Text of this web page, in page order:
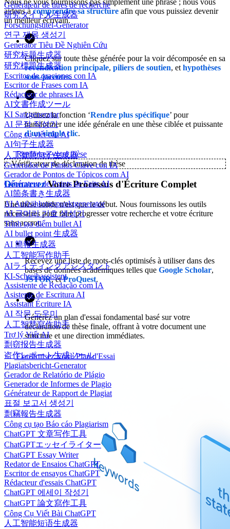
Générateur de titres de recherche
研究タイトル生成器
Forschungstitel-Generator
연구 제목 생성기
Generator Tiêu Đề Nghiên Cứu
研究标题生成器
研究標題生成器
Escritor de oraciones con IA
Escritor de Frases com IA
Rédacteur de phrases IA
AI文書作成ツール
KI Satzgenerator
AI 문장 작성기
Công cụ viết câu AI
AI句子生成器
人工智慧句子生成器
Generador de Puntos Clave con IA
Gerador de Pontos de Tópicos com AI
Générateur de Points de Faits AI
AI箇条書き生成器
AI Aufzählungspunktgenerator
AI 글머리 기호 생성기
Trình tạo điểm bullet AI
AI bullet point 生成器
AI 簡報生成器
人工智能写作助手
AIライティングアシスタント
KI-Schreibassistent
Assistente de Redação com IA
Asistente de Escritura AI
Assistant Écriture IA
AI 작문 도우미
人工智慧寫作助手
Trợ lý Viết AI
剽窃报告生成器
盗作レポート生成ツール
Plagiatsbericht-Generator
Gerador de Relatório de Plágio
Generador de Informes de Plagio
Générateur de Rapport de Plagiat
표절 보고서 생성기
剽竊報告生成器
Công cụ tạo Báo cáo Plagiarism
ChatGPT 文章写作工具
ChatGPTエッセイライター
ChatGPT Essay Writer
Redator de Ensaios ChatGPT
Escritor de ensayos ChatGPT
Rédacteur d'essais ChatGPT
ChatGPT 에세이 작성기
ChatGPT 論文寫作工具
Công Cụ Viết Bài ChatGPT
人工智能短语生成器
Nous ne vous fournissons pas simplement une phrase ; nous vous
aidons àcomprendre sa structure afin que vous puissiez devenir
un meilleur écrivain.
Cliquez sur toute thèse générée pour la voir décomposée en sa
revendication principale, piliers de soutien, et hypothèses
sous-jacentes.
Utilisez la fonction ‘Rendre plus spécifique’ pour
transformer une idée générale en une thèse ciblée et puissante
d'un simple clic.
Renforcez votre thèse
✨Vérificateur de déclaration de thèse
DémarrezVotre Processus d'Écriture Complet
Une thèse solide n'est que le début. Nous fournissons les outils
nécessaires pour faire progresser votre recherche et votre écriture
sans accroc.
Recevez une liste de mots-clés optimisés à utiliser dans des
bases de données académiques telles que Google Scholar,
JSTOR, etProQuest.
Générez un plan d'essai fondamental basé sur votre
déclaration de thèse finale, offrant à votre document une
structure et une direction immédiates.
Construisez Votre Plan d'Essai